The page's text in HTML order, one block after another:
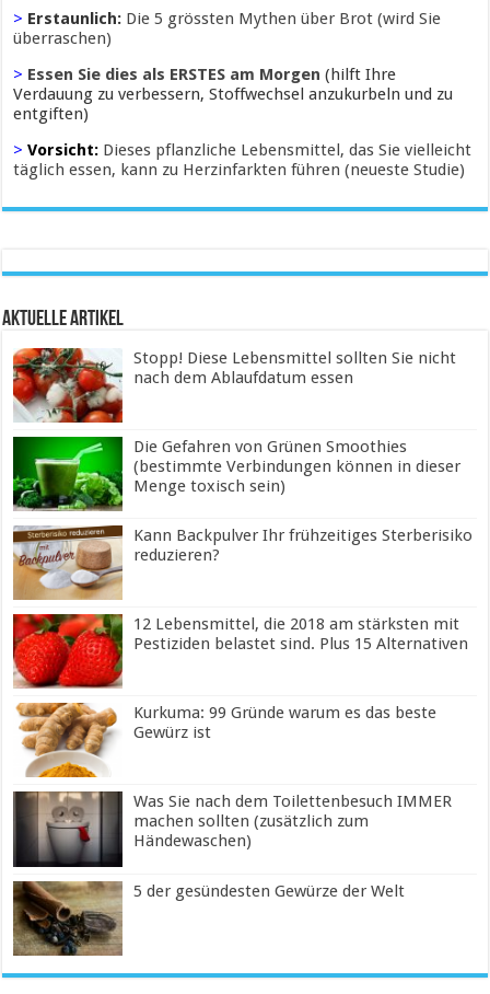
> Erstaunlich: Die 5 grössten Mythen über Brot (wird Sie
überraschen)
> Essen Sie dies als ERSTES am Morgen (hilft Ihre
Verdauung zu verbessern, Stoffwechsel anzukurbeln und zu
entgiften)
> Vorsicht: Dieses pflanzliche Lebensmittel, das Sie vielleicht
täglich essen, kann zu Herzinfarkten führen (neueste Studie)
Aktuelle Artikel
Stopp! Diese Lebensmittel sollten Sie nicht
nach dem Ablaufdatum essen
Die Gefahren von Grünen Smoothies
(bestimmte Verbindungen können in dieser
Menge toxisch sein)
Kann Backpulver Ihr frühzeitiges Sterberisiko
reduzieren?
12 Lebensmittel, die 2018 am stärksten mit
Pestiziden belastet sind. Plus 15 Alternativen
Kurkuma: 99 Gründe warum es das beste
Gewürz ist
Was Sie nach dem Toilettenbesuch IMMER
machen sollten (zusätzlich zum
Händewaschen)
5 der gesündesten Gewürze der Welt